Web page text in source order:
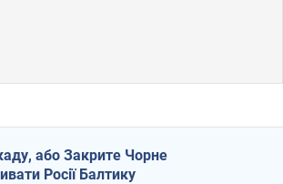
або Закрите Чорне
Росії Балтику